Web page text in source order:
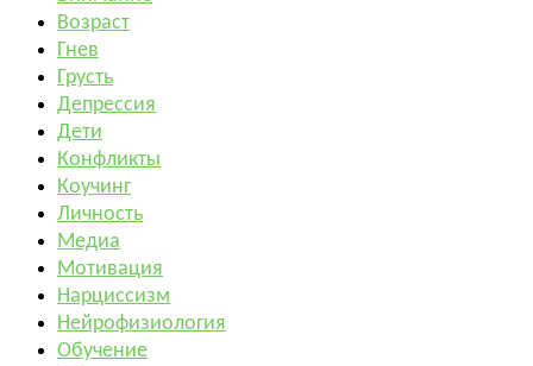
Возраст
Гнев
Грусть
Депрессия
Дети
Конфликты
Коучинг
Личность
Медиа
Мотивация
Нарциссизм
Нейрофизиология
Обучение